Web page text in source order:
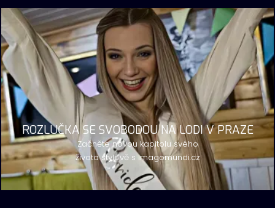
ROZLUČKA SE SVOBODOU NA LODI V PRAZE
Začněte novou kapitolu svého
života stylově s Imagomundi.cz